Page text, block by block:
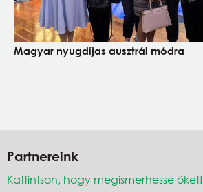
Magyar nyugdíjas ausztrál módra
Partnereink
Kattintson, hogy megismerhesse őket!